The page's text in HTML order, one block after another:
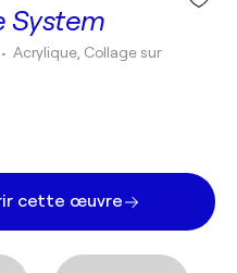
System
• Acrylique, Collage sur
cette œuvre